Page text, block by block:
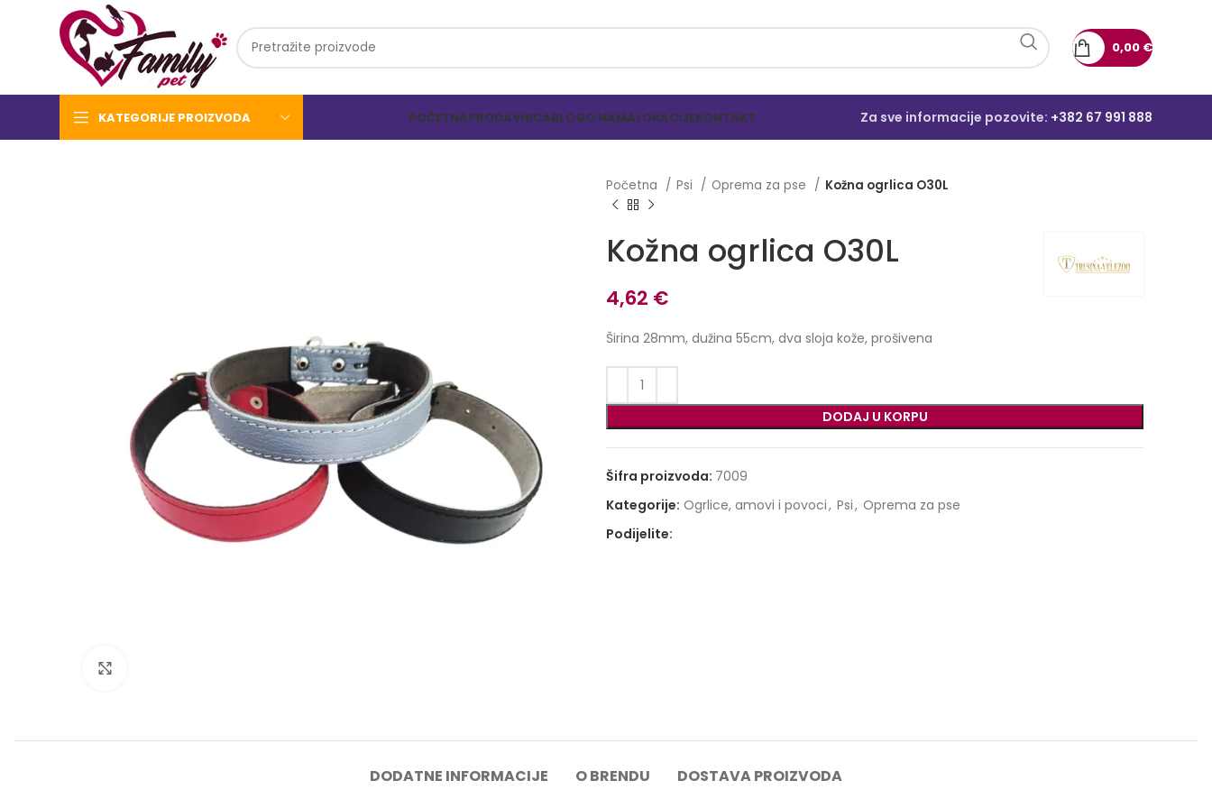
0,00 €
KATEGORIJE PROIZVODA POČETNAPRODAVNICABLOGO NAMALOKACIJEKONTAKT Za sve informacije pozovite: +382 67 991 888
Početna Psi Oprema za pse Kožna ogrlica O30L
Kožna ogrlica O30L
4,62 €
Širina 28mm, dužina 55cm, dva sloja kože, prošivena
DODAJ U KORPU
Šifra proizvoda: 7009
Kategorije: Ogrlice, amovi i povoci, Psi, Oprema za pse
Podijelite:
DODATNE INFORMACIJE O BRENDU DOSTAVA PROIZVODA